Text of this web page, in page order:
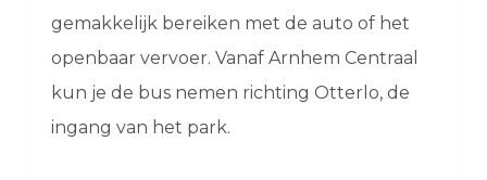
gemakkelijk bereiken met de auto of het
openbaar vervoer. Vanaf Arnhem Centraal
kun je de bus nemen richting Otterlo, de
ingang van het park.